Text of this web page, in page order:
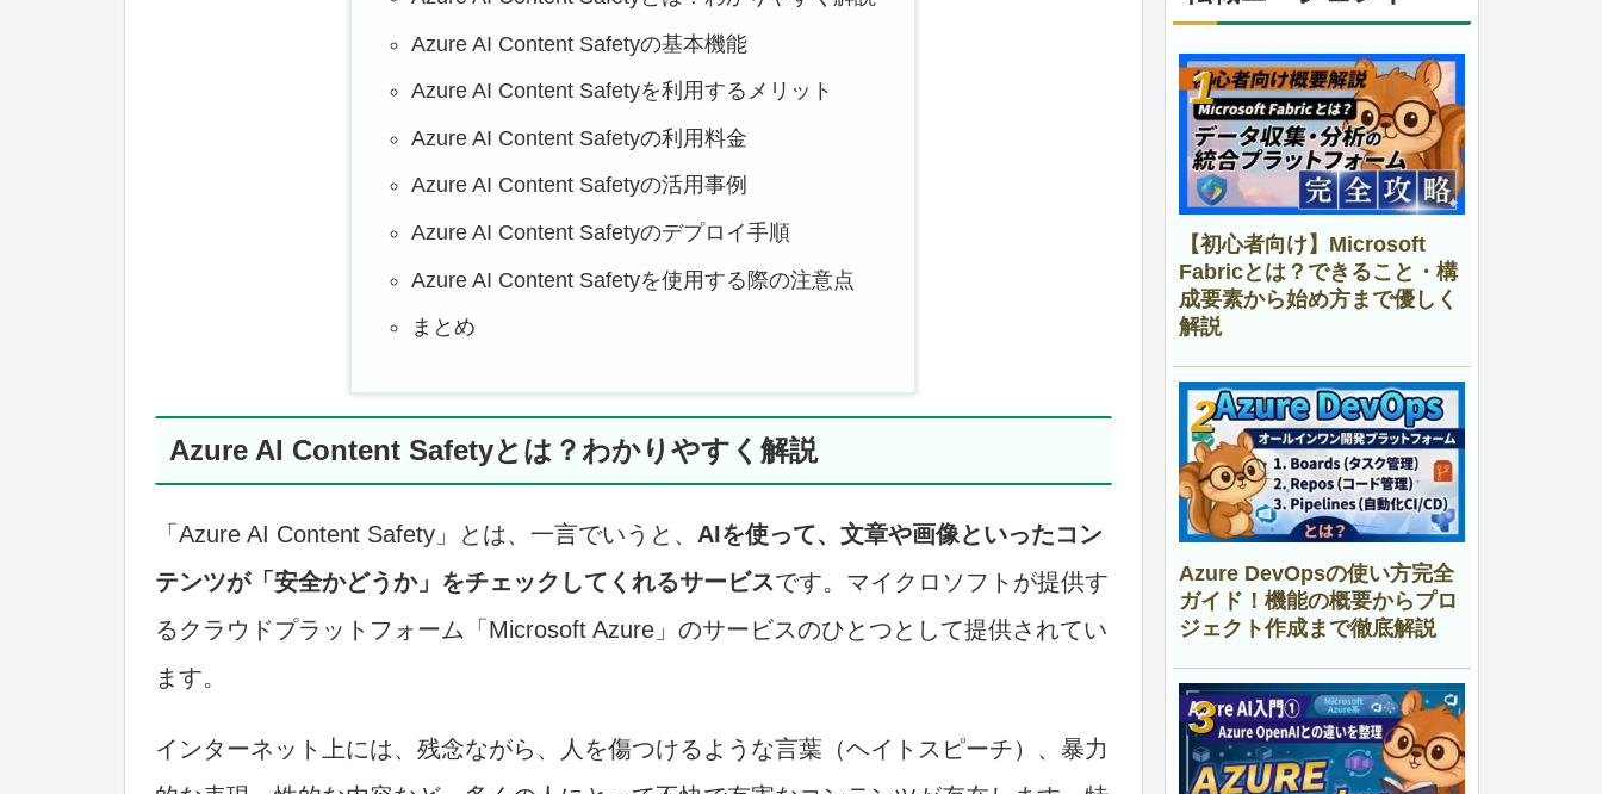
Azure AI Content Safetyの基本機能
Azure AI Content Safetyを利用するメリット
Azure AI Content Safetyの利用料金
Azure AI Content Safetyの活用事例
Azure AI Content Safetyのデプロイ手順
Azure AI Content Safetyを使用する際の注意点
まとめ
Azure AI Content Safetyとは？わかりやすく解説
「Azure AI Content Safety」とは、一言でいうと、 AIを使って、文章や画像といったコン
テンツが「安全かどうか」をチェックしてくれるサービスです。マイクロソフトが提供す
るクラウドプラットフォーム「Microsoft Azure」のサービスのひとつとして提供されてい
ます。
インターネット上には、残念ながら、人を傷つけるような言葉（ヘイトスピーチ）、暴力
【初心者向け】Microsoft
Fabricとは？できること・構
成要素から始め方まで優しく
解説
Azure DevOpsの使い方完全
ガイド！機能の概要からプロ
ジェクト作成まで徹底解説